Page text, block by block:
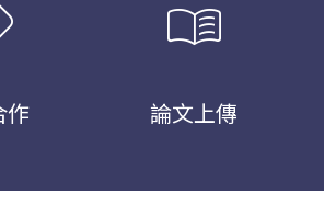
作
menu_book
論文上傳